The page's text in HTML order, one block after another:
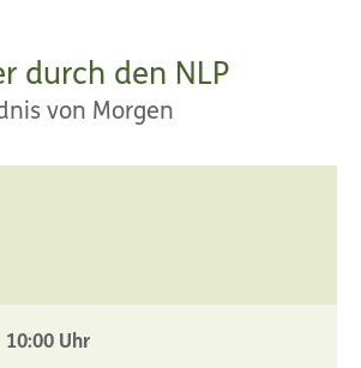
durch den NLP
von Morgen
10:00 Uhr